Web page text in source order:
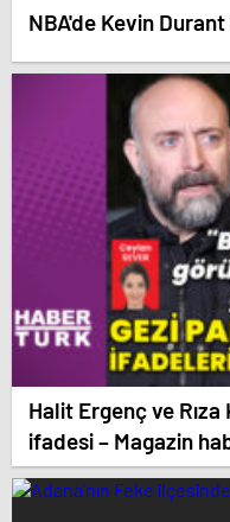
NBA'de Kevin
Halit Ergenç ve
ifadesi – Magazin